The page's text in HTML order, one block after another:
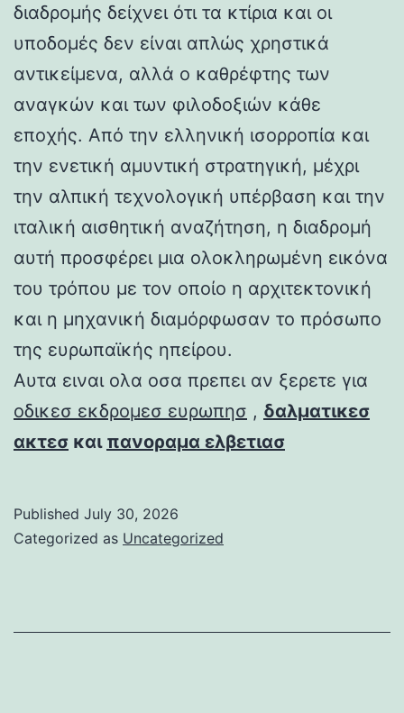
διαδρομής δείχνει ότι τα κτίρια και οι
υποδομές δεν είναι απλώς χρηστικά
αντικείμενα, αλλά ο καθρέφτης των
αναγκών και των φιλοδοξιών κάθε
εποχής. Από την ελληνική ισορροπία και
την ενετική αμυντική στρατηγική, μέχρι
την αλπική τεχνολογική υπέρβαση και την
ιταλική αισθητική αναζήτηση, η διαδρομή
αυτή προσφέρει μια ολοκληρωμένη εικόνα
του τρόπου με τον οποίο η αρχιτεκτονική
και η μηχανική διαμόρφωσαν το πρόσωπο
της ευρωπαϊκής ηπείρου.
Αυτα ειναι ολα οσα πρεπει αν ξερετε για
οδικεσ εκδρομεσ ευρωπησ , δαλματικεσ
ακτεσ και πανοραμα ελβετιασ
Published July 30, 2026
Categorized as Uncategorized